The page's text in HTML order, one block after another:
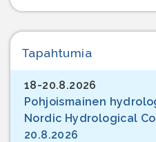
Tapahtumia
18-20.8.2026
Pohjoismainen
Nordic Hydrological
20.8.2026